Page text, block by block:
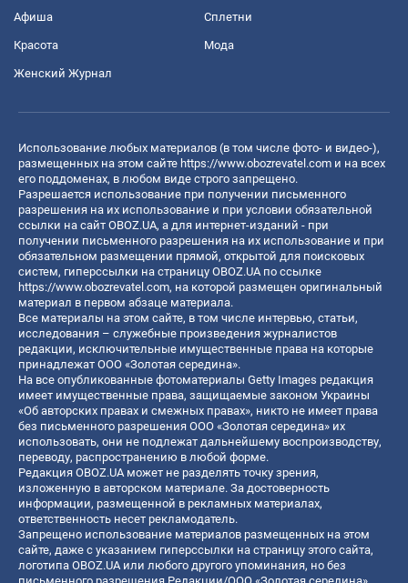
Афиша Сплетни
Красота Мода
Женский Журнал
Использование любых материалов (в том числе фото- и видео-),
размещенных на этом сайте https://www.obozrevatel.com и на всех
его поддоменах, в любом виде строго запрещено.
Разрешается использование при получении письменного
разрешения на их использование и при условии обязательной
ссылки на сайт OBOZ.UA, а для интернет-изданий - при
получении письменного разрешения на их использование и при
обязательном размещении прямой, открытой для поисковых
систем, гиперссылки на страницу OBOZ.UA по ссылке
https://www.obozrevatel.com, на которой размещен оригинальный
материал в первом абзаце материала.
Все материалы на этом сайте, в том числе интервью, статьи,
исследования – служебные произведения журналистов
редакции, исключительные имущественные права на которые
принадлежат ООО «Золотая середина».
На все опубликованные фотоматериалы Getty Images редакция
имеет имущественные права, защищаемые законом Украины
«Об авторских правах и смежных правах», никто не имеет права
без письменного разрешения ООО «Золотая середина» их
использовать, они не подлежат дальнейшему воспроизводству,
переводу, распространению в любой форме.
Редакция OBOZ.UA может не разделять точку зрения,
изложенную в авторском материале. За достоверность
информации, размещенной в рекламных материалах,
ответственность несет рекламодатель.
Запрещено использование материалов размещенных на этом
сайте, даже с указанием гиперссылки на страницу этого сайта,
логотипа OBOZ.UA или любого другого упоминания, но без